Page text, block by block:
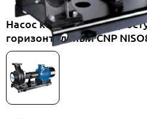
Насос консольный
горизонтальный CNP